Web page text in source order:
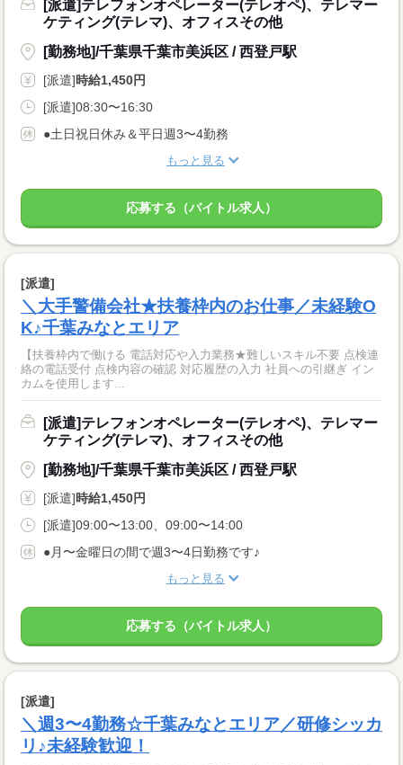
[派遣]テレフォンオペレーター(テレオペ)、テレマー
ケティング(テレマ)、オフィスその他
[勤務地]/千葉県千葉市美浜区 / 西登戸駅
[派遣]時給1,450円
[派遣]08:30〜16:30
●土日祝日休み＆平日週3〜4勤務
もっと見る
応募する（バイトル求人）
[派遣]
＼大手警備会社★扶養枠内のお仕事／未経験O
K♪千葉みなとエリア
【扶養枠内で働ける 電話対応や入力業務★難しいスキル不要 点検連
絡の電話受付 点検内容の確認 対応履歴の入力 社員への引継ぎ イン
カムを使用します...
[派遣]テレフォンオペレーター(テレオペ)、テレマー
ケティング(テレマ)、オフィスその他
[勤務地]/千葉県千葉市美浜区 / 西登戸駅
[派遣]時給1,450円
[派遣]09:00〜13:00、09:00〜14:00
●月〜金曜日の間で週3〜4日勤務です♪
もっと見る
応募する（バイトル求人）
[派遣]
＼週3〜4勤務☆千葉みなとエリア／研修シッカ
リ♪未経験歓迎！